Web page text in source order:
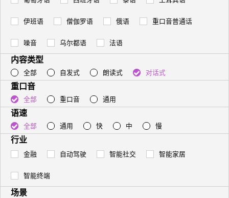
伊班语 僧伽罗语 俄语 重口音普通话
噪音 乌尔都语 法语
内容类型
全部 自发式 朗读式 对话式
重口音
全部 重口音 通用
语速
全部 通用 快 中 慢
行业
金融 自动驾驶 智能社交 智能家居
智能终端
场景